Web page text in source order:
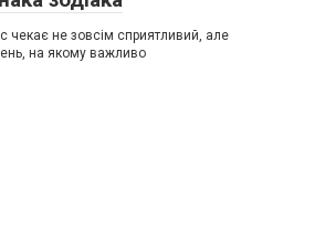
чекає не зовсім сприятливий, але
на якому важливо